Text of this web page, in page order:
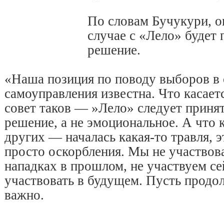
По словам Бучукури,
случае с «Лело» будет
решение.
«Наша позиция по поводу выборов в
самоуправления известна. Что
совет таков — »Лело» следует
решение, а не эмоциональное. А что
других — началась какая-то травля,
просто оскорбления. Мы не
нападках в прошлом, не участвуем
участвовать в будущем. Пусть
важно.